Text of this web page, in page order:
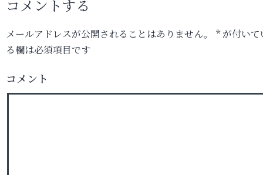
コメントする
メールアドレスが公開されることはありません。 *が付いて
る欄は必須項目です
コメント